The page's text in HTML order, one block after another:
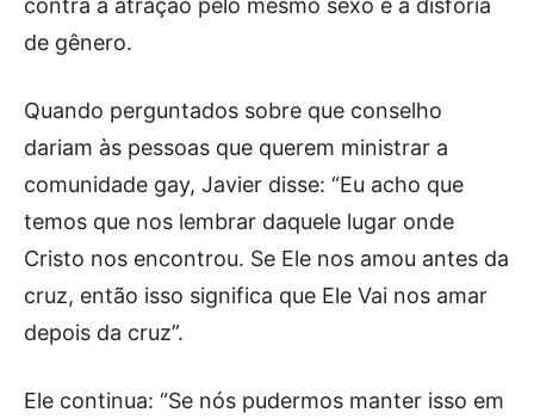
de gênero.
Quando perguntados sobre que conselho
dariam às pessoas que querem ministrar a
comunidade gay, Javier disse: “Eu acho que
temos que nos lembrar daquele lugar onde
Cristo nos encontrou. Se Ele nos amou antes da
cruz, então isso significa que Ele Vai nos amar
depois da cruz”.
Ele continua: “Se nós pudermos manter isso em